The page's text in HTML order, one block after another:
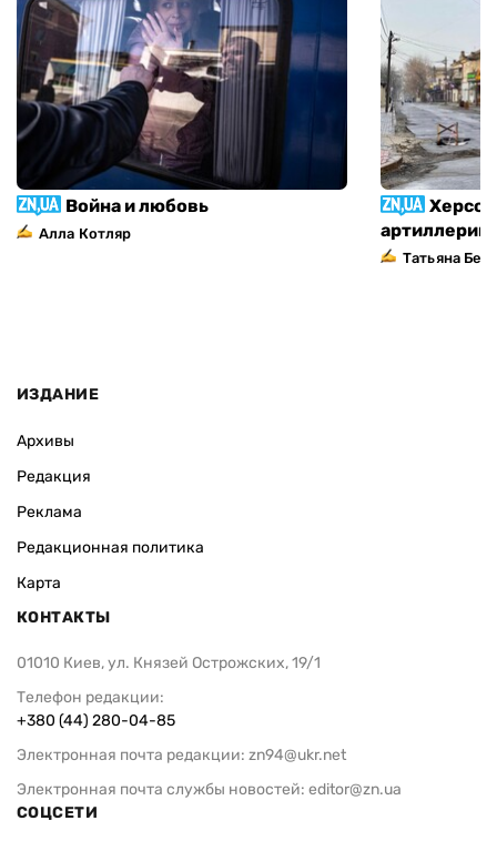
Война и любовь
Алла Котляр
Татьяна
ИЗДАНИЕ
Архивы
Редакция
Реклама
Редакционная политика
Карта
КОНТАКТЫ
01010 Киев, ул. Князей Острожских, 19/1
Телефон редакции:
+380 (44) 280-04-85
Электронная почта редакции: zn94@ukr.net
Электронная почта службы новостей: editor@zn.ua
СОЦСЕТИ